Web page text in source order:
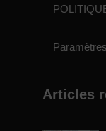
Articles